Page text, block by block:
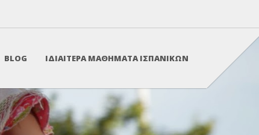
BLOG ΙΔΙΑΙΤΕΡΑ ΜΑΘΗΜΑΤΑ ΙΣΠΑΝΙΚΩΝ